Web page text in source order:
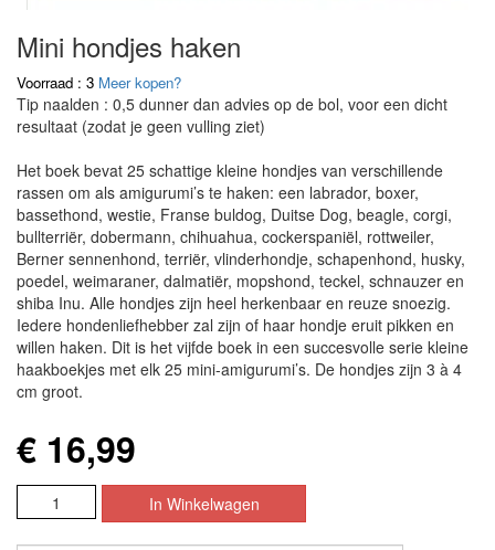
Mini hondjes haken
Voorraad : 3 Meer kopen?
Tip naalden : 0,5 dunner dan advies op de bol, voor een dicht
resultaat (zodat je geen vulling ziet)
Het boek bevat 25 schattige kleine hondjes van verschillende
rassen om als amigurumi’s te haken: een labrador, boxer,
bassethond, westie, Franse buldog, Duitse Dog, beagle, corgi,
bullterriër, dobermann, chihuahua, cockerspaniël, rottweiler,
Berner sennenhond, terriër, vlinderhondje, schapenhond, husky,
poedel, weimaraner, dalmatiër, mopshond, teckel, schnauzer en
shiba Inu. Alle hondjes zijn heel herkenbaar en reuze snoezig.
Iedere hondenliefhebber zal zijn of haar hondje eruit pikken en
willen haken. Dit is het vijfde boek in een succesvolle serie kleine
haakboekjes met elk 25 mini-amigurumi’s. De hondjes zijn 3 à 4
cm groot.
€ 16,99